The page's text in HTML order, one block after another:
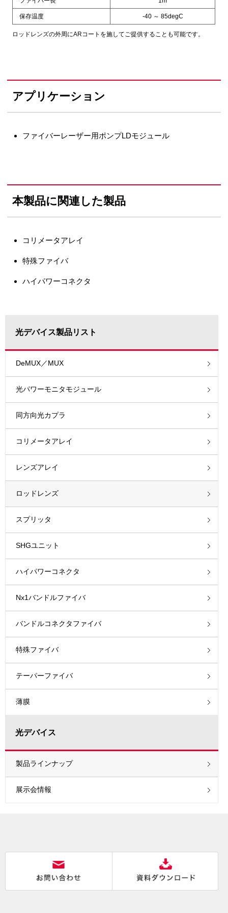
保存温度 -40 ～ 85degC
ロッドレンズの外周にARコートを施してご提供することも可能です。
アプリケーション
ファイバーレーザー用ポンプLDモジュール
本製品に関連した製品
コリメータアレイ
特殊ファイバ
ハイパワーコネクタ
光デバイス製品リスト
DeMUX／MUX
光パワーモニタモジュール
同方向光カプラ
コリメータアレイ
レンズアレイ
ロッドレンズ
スプリッタ
SHGユニット
ハイパワーコネクタ
Nx1バンドルファイバ
バンドルコネクタファイバ
特殊ファイバ
テーパーファイバ
薄膜
光デバイス
製品ラインナップ
展示会情報